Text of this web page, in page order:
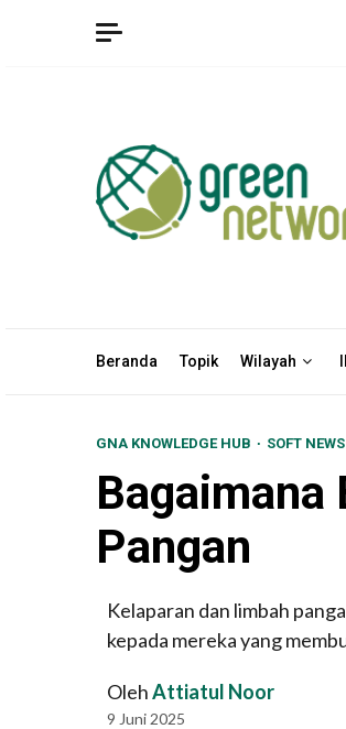
Beranda Topik Wilayah
GNA KNOWLEDGE HUB SOFT NEWS
Bagaimana
Pangan
Kelaparan dan limbah
kepada mereka yang
OlehAttiatul Noor
9 Juni 2025